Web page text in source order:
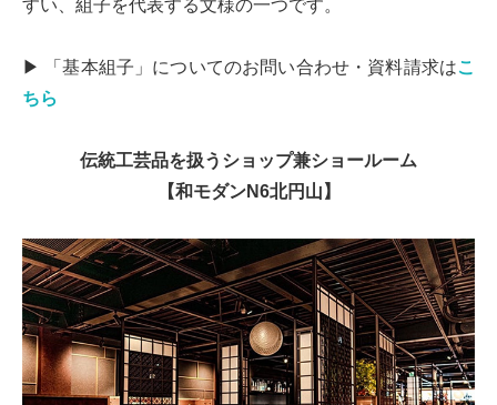
すい、組子を代表する文様の一つです。
▶ 「基本組子」についてのお問い合わせ・資料請求はこ
ちら
伝統工芸品を扱うショップ兼ショールーム
【和モダンN6北円山】